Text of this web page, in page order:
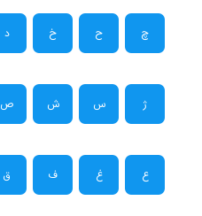
چ ح خ د
ژ س ش ص
ع غ ف ق